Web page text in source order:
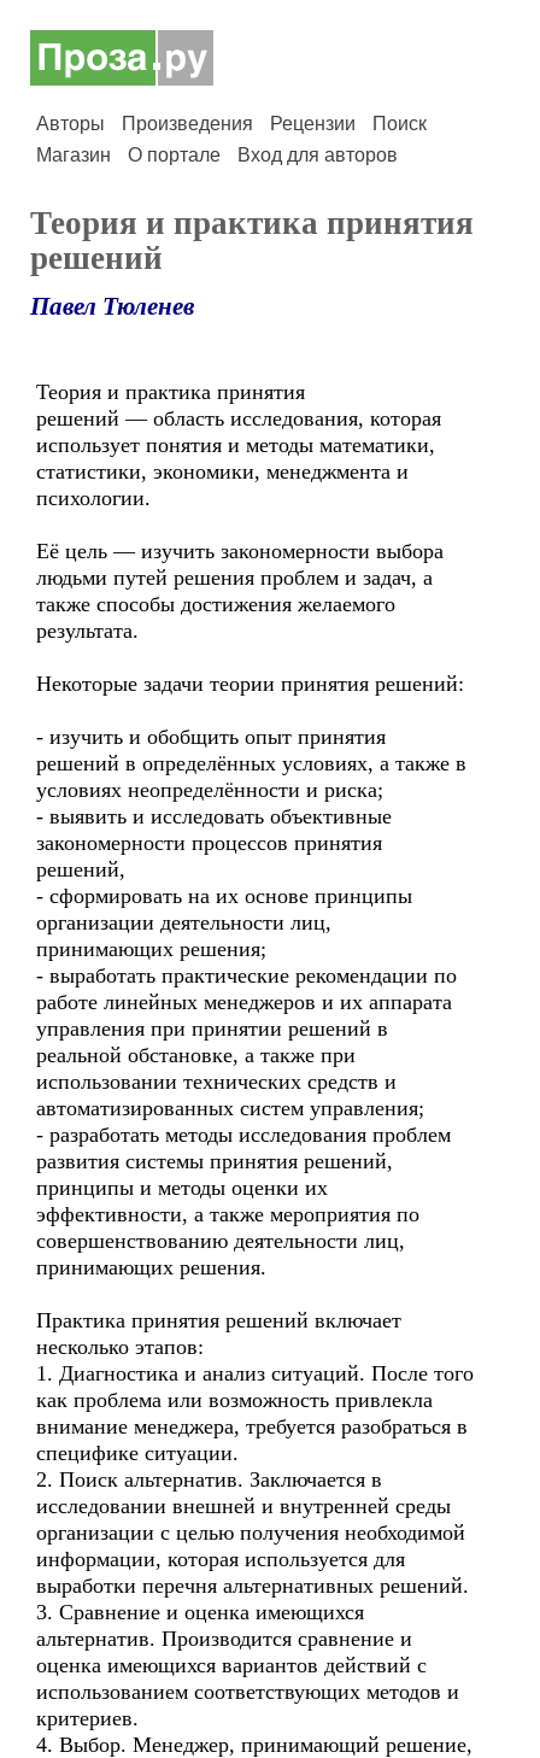
Авторы Произведения Рецензии
Поиск
Магазин
О портале Вход для авторов
Теория и практика принятия
решений
Павел Тюленев
Теория и практика принятия
решений — область исследования, которая
использует понятия и методы математики,
статистики, экономики, менеджмента и
психологии.
Её цель — изучить закономерности выбора
людьми путей решения проблем и задач, а
также способы достижения желаемого
результата.
Некоторые задачи теории принятия решений:
- изучить и обобщить опыт принятия
решений в определённых условиях, а также в
условиях неопределённости и риска;
- выявить и исследовать объективные
закономерности процессов принятия
решений,
- сформировать на их основе принципы
организации деятельности лиц,
принимающих решения;
- выработать практические рекомендации по
работе линейных менеджеров и их аппарата
управления при принятии решений в
реальной обстановке, а также при
использовании технических средств и
автоматизированных систем управления;
- разработать методы исследования проблем
развития системы принятия решений,
принципы и методы оценки их
эффективности, а также мероприятия по
совершенствованию деятельности лиц,
принимающих решения.
Практика принятия решений включает
несколько этапов:
1. Диагностика и анализ ситуаций. После того
как проблема или возможность привлекла
внимание менеджера, требуется разобраться в
специфике ситуации.
2. Поиск альтернатив. Заключается в
исследовании внешней и внутренней среды
организации с целью получения необходимой
информации, которая используется для
выработки перечня альтернативных решений.
3. Сравнение и оценка имеющихся
альтернатив. Производится сравнение и
оценка имеющихся вариантов действий с
использованием соответствующих методов и
критериев.
4. Выбор. Менеджер, принимающий решение,